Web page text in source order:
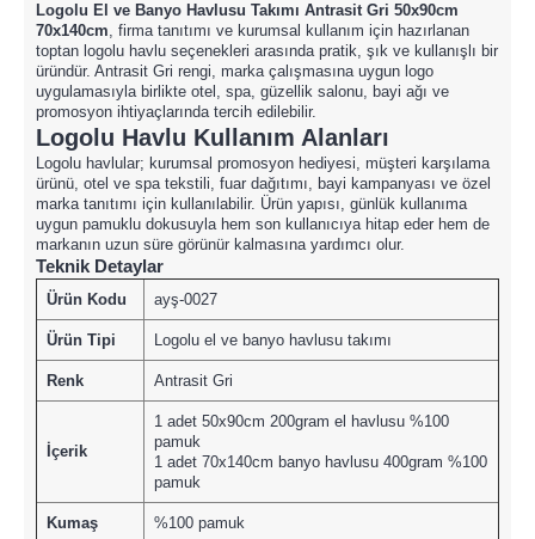
Logolu El ve Banyo Havlusu Takımı Antrasit Gri 50x90cm
70x140cm, firma tanıtımı ve kurumsal kullanım için hazırlanan
toptan logolu havlu seçenekleri arasında pratik, şık ve kullanışlı bir
üründür. Antrasit Gri rengi, marka çalışmasına uygun logo
uygulamasıyla birlikte otel, spa, güzellik salonu, bayi ağı ve
promosyon ihtiyaçlarında tercih edilebilir.
Logolu Havlu Kullanım Alanları
Logolu havlular; kurumsal promosyon hediyesi, müşteri karşılama
ürünü, otel ve spa tekstili, fuar dağıtımı, bayi kampanyası ve özel
marka tanıtımı için kullanılabilir. Ürün yapısı, günlük kullanıma
uygun pamuklu dokusuyla hem son kullanıcıya hitap eder hem de
markanın uzun süre görünür kalmasına yardımcı olur.
Teknik Detaylar
Ürün Kodu ayş-0027
Ürün Tipi Logolu el ve banyo havlusu takımı
Renk Antrasit Gri
İçerik
1 adet 50x90cm 200gram el havlusu %100
pamuk
1 adet 70x140cm banyo havlusu 400gram %100
pamuk
Kumaş %100 pamuk